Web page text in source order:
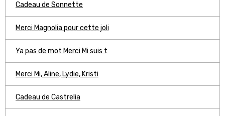
Cadeau de Sonnette
Merci Magnolia pour cette joli
Ya pas de mot Merci Mi suis t
Merci Mi, Aline, Lydie, Kristi
Cadeau de Castrelia